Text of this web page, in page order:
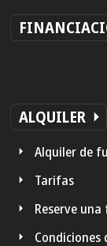
ALQUILER
Alquiler de
Tarifas
Reserve
Condiciones